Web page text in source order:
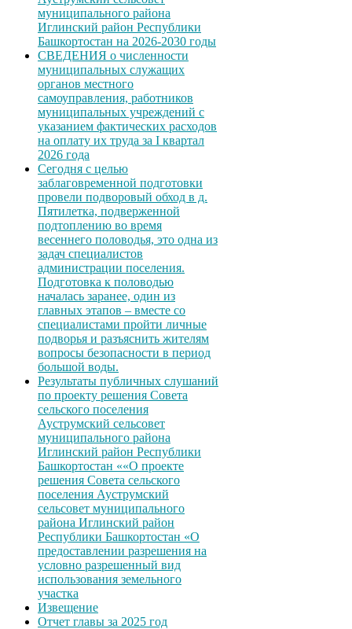
муниципального района
Иглинский район Республики
Башкортостан на 2026-2030 годы
СВЕДЕНИЯ о численности
муниципальных служащих
органов местного
самоуправления, работников
муниципальных учреждений с
указанием фактических расходов
на оплату их труда за I квартал
2026 года
Сегодня с целью
заблаговременной подготовки
провели подворовый обход в д.
Пятилетка, подверженной
подтоплению во время
весеннего половодья, это одна из
задач специалистов
администрации поселения.
Подготовка к половодью
началась заранее, один из
главных этапов – вместе со
специалистами пройти личные
подворья и разъяснить жителям
вопросы безопасности в период
большой воды.
Результаты публичных слушаний
по проекту решения Совета
сельского поселения
Ауструмский сельсовет
муниципального района
Иглинский район Республики
Башкортостан ««О проекте
решения Совета сельского
поселения Ауструмский
сельсовет муниципального
района Иглинский район
Республики Башкортостан «О
предоставлении разрешения на
условно разрешенный вид
использования земельного
участка
Извещение
Отчет главы за 2025 год